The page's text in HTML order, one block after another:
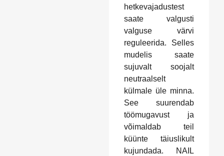
hetkevajadustest
saate valgusti
valguse värvi
reguleerida. Selles
mudelis saate
sujuvalt soojalt
neutraalselt
külmale üle minna.
See suurendab
töömugavust ja
võimaldab teil
küünte täiuslikult
kujundada. NAIL